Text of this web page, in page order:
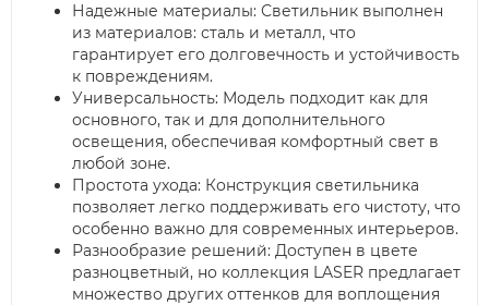
Надежные материалы: Светильник выполнен
из материалов: сталь и металл, что
гарантирует его долговечность и устойчивость
к повреждениям.
Универсальность: Модель подходит как для
основного, так и для дополнительного
освещения, обеспечивая комфортный свет в
любой зоне.
Простота ухода: Конструкция светильника
позволяет легко поддерживать его чистоту, что
особенно важно для современных интерьеров.
Разнообразие решений: Доступен в цвете
разноцветный, но коллекция LASER предлагает
множество других оттенков для воплощения